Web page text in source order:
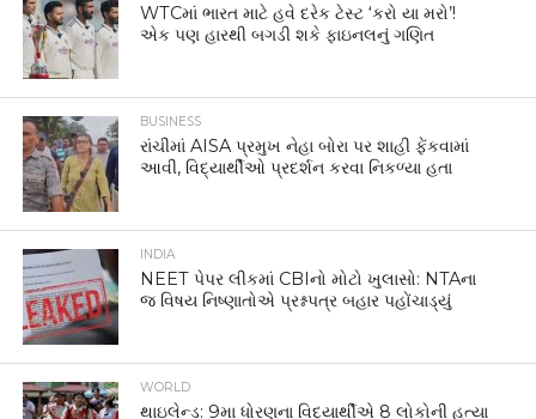
WTCમાં ભારત માટે હવે દરેક ટેસ્ટ ‘કરો યા મરો’!
એક પણ હારથી બગડી શકે ફાઇનલનું ગણિત
BUSINESS
રાંચીમાં AISA પ્રમુખ નેહા બોરા પર શાહી ફેંકવામાં
આવી, વિદ્યાર્થીઓ પ્રદર્શન કરવા નિકળ્યા હતા
INDIA
NEET પેપર લીકમાં CBIનો મોટો ખુલાસો: NTAના
જ વિષય નિષ્ણાતોએ પ્રશ્નપત્ર બહાર પહોંચાડ્યું
WORLD
થાઇલેન્ડ: 9મા ધોરણના વિદ્યાર્થીએ 8 લોકોની હત્યા